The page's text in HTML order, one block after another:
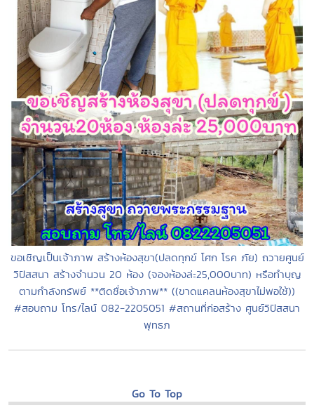
ขอเชิญเป็นเจ้าภาพ สร้างห้องสุขา(ปลดทุกข์ โศก โรค ภัย) ถวายศูนย์
วิปัสสนา สร้างจำนวน 20 ห้อง (จองห้องล่ะ25,000บาท) หรือทำบุญ
ตามกำลังทรัพย์ **ติดชื่อเจ้าภาพ** ((ขาดแคลนห้องสุขาไม่พอใช้))
#สอบถาม โทร/ไลน์ 082-2205051 #สถานที่ก่อสร้าง ศูนย์วิปัสสนา
พุทธภ
Go To Top